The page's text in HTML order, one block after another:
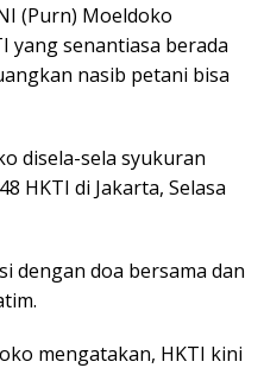
(Purn) Moeldoko
yang senantiasa berada
nasib petani bisa
disela-sela syukuran
HKTI di Jakarta, Selasa
dengan doa bersama dan
mengatakan, HKTI kini